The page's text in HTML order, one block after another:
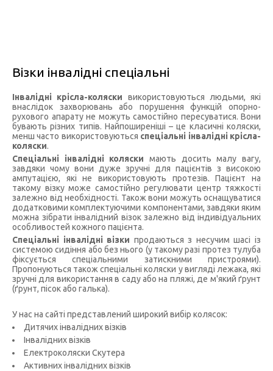
Візки інвалідні спеціальні
Інвалідні крісла-коляски використовуються людьми, які
внаслідок захворювань або порушення функцій опорно-
рухового апарату не можуть самостійно пересуватися. Вони
бувають різних типів. Найпоширеніші – це класичні коляски,
менш часто використовуються спеціальні інвалідні крісла-
коляски.
Спеціальні інвалідні коляски мають досить малу вагу,
завдяки чому вони дуже зручні для пацієнтів з високою
ампутацією, які не використовують протезів. Пацієнт на
такому візку може самостійно регулювати центр тяжкості
залежно від необхідності. Також вони можуть оснащуватися
додатковими комплектуючими компонентами, завдяки яким
можна зібрати інвалідний візок залежно від індивідуальних
особливостей кожного пацієнта.
Спеціальні інвалідні візки продаються з несучим шасі із
системою сидіння або без нього (у такому разі протез тулуба
фіксується спеціальними затискними пристроями).
Пропонуються також спеціальні коляски у вигляді лежака, які
зручні для використання в саду або на пляжі, де м'який ґрунт
(ґрунт, пісок або галька).
У нас на сайті представлений широкий вибір колясок:
Дитячих інвалідних візків
Інвалідних візків
Електроколяски Скутера
Активних інвалідних візків